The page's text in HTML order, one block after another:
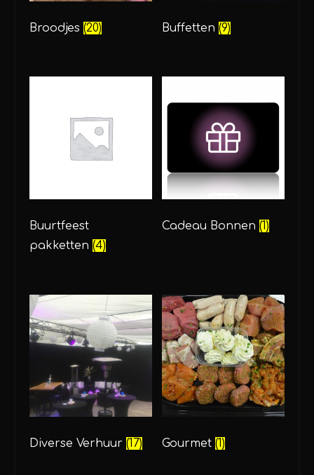
Broodjes(20) Buffetten(9)
Buurtfeest
pakketten(4)
Cadeau Bonnen(1)
Diverse Verhuur(17) Gourmet(1)